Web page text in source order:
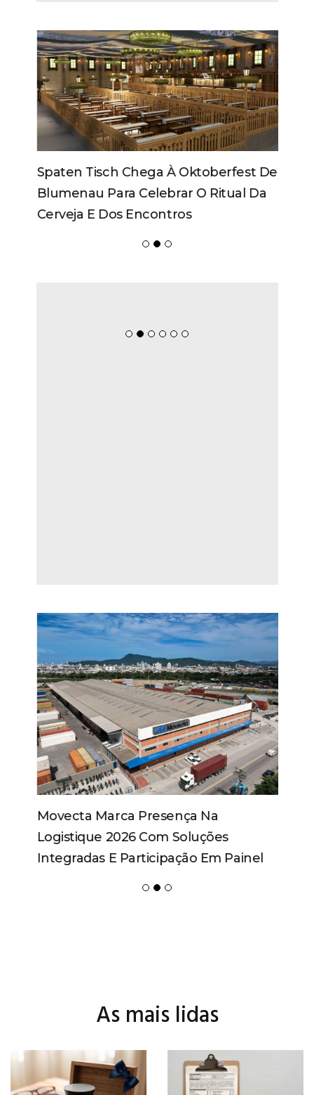
Spaten Tisch Chega À Oktoberfest De
Blumenau Para Celebrar O Ritual Da
Cerveja E Dos Encontros
Movecta Marca Presença Na
Logistique 2026 Com Soluções
Integradas E Participação Em Painel
As mais lidas